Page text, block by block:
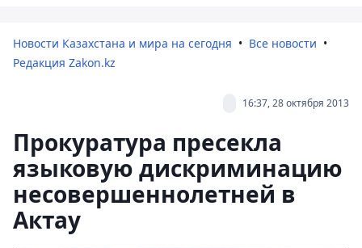
Новости Казахстана и мира на сегодня
Все новости
Редакция Zakon.kz
16:37, 28 октября 2013
Прокуратура пресекла
языковую дискриминацию
несовершеннолетней в
Актау